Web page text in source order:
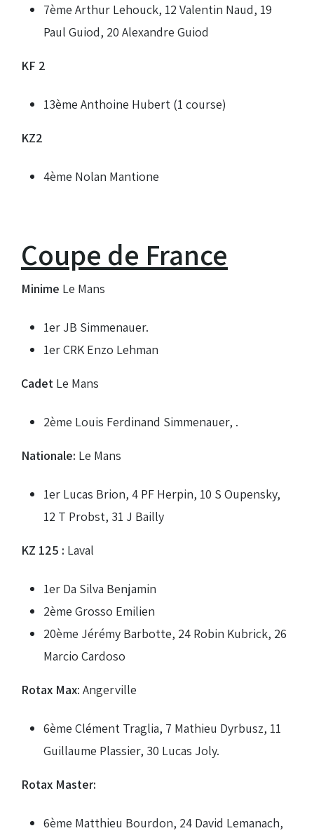
7ème Arthur Lehouck, 12 Valentin Naud, 19
Paul Guiod, 20 Alexandre Guiod
KF 2
13ème Anthoine Hubert (1 course)
KZ2
4ème Nolan Mantione
Coupe de France
Minime Le Mans
1er JB Simmenauer.
1er CRK Enzo Lehman
Cadet Le Mans
2ème Louis Ferdinand Simmenauer, .
Nationale: Le Mans
1er Lucas Brion, 4 PF Herpin, 10 S Oupensky,
12 T Probst, 31 J Bailly
KZ 125 : Laval
1er Da Silva Benjamin
2ème Grosso Emilien
20ème Jérémy Barbotte, 24 Robin Kubrick, 26
Marcio Cardoso
Rotax Max: Angerville
6ème Clément Traglia, 7 Mathieu Dyrbusz, 11
Guillaume Plassier, 30 Lucas Joly.
Rotax Master:
6ème Matthieu Bourdon, 24 David Lemanach,